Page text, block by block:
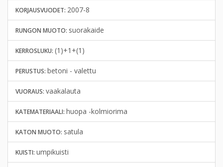
KORJAUSVUODET: 2007-8
RUNGON MUOTO: suorakaide
KERROSLUKU: (1)+1+(1)
PERUSTUS: betoni - valettu
VUORAUS: vaakalauta
KATEMATERIAALI: huopa -kolmiorima
KATON MUOTO: satula
KUISTI: umpikuisti